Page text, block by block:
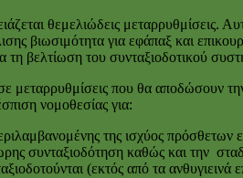
θεμελιώδεις
βιωσιμότητα για εφάπαξ και
βελτίωση του συνταξιοδοτικού
που θα αποδώσουν
νομοθεσίας για:
της ισχύος
συνταξιοδότηση καθώς και την
(εκτός από τα